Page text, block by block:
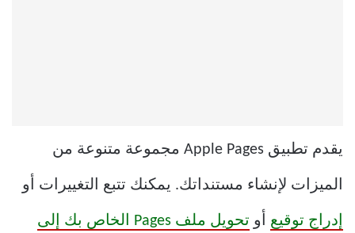
يقدم تطبيق Apple Pages مجموعة متنوعة من
الميزات لإنشاء مستنداتك. يمكنك تتبع التغييرات أو
إدراج توقيع أو تحويل ملف Pages الخاص بك إلى